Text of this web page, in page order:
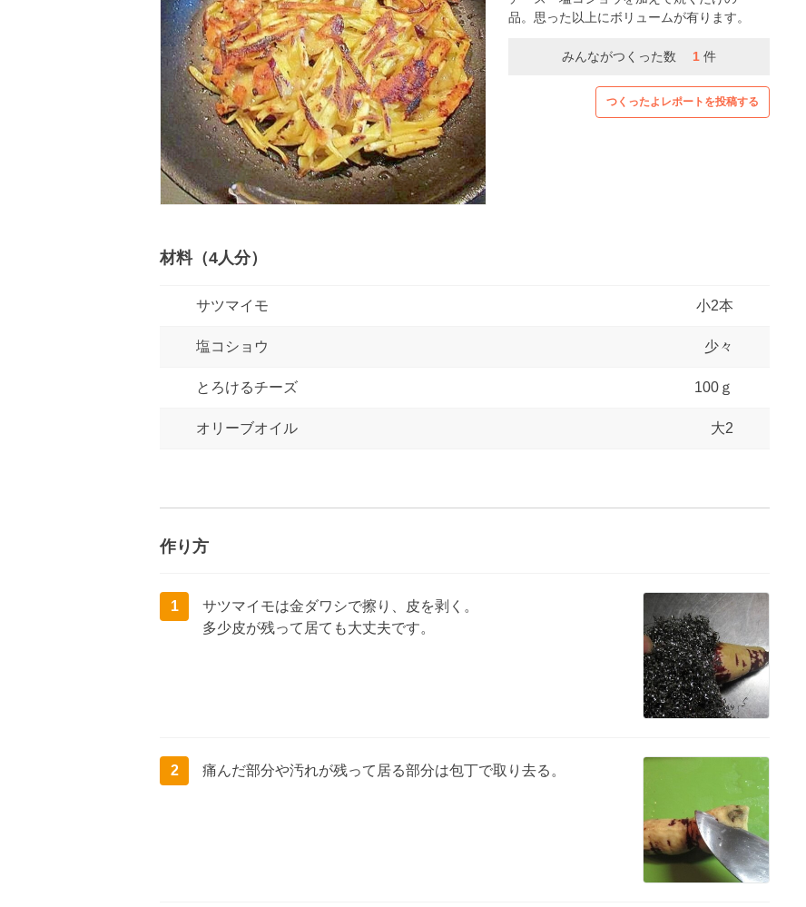
品。思った以上にボリュームが有ります。
みんながつくった数 1 件
つくったよレポートを投稿する
材料（4人分）
サツマイモ 小2本
塩コショウ 少々
とろけるチーズ 100ｇ
オリーブオイル 大2
作り方
1
サツマイモは金ダワシで擦り、皮を剥く。
多少皮が残って居ても大丈夫です。
2 痛んだ部分や汚れが残って居る部分は包丁で取り去る。